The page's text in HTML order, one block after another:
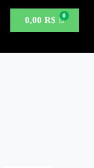
0,00R$